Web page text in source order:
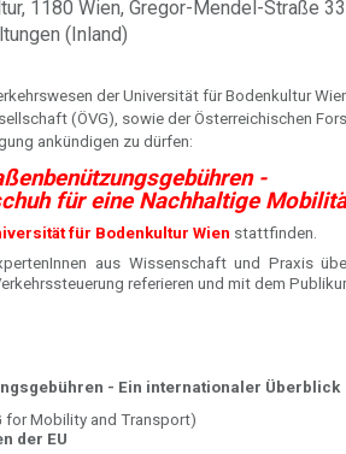
1180 Wien, Gregor-Mendel-Straße 33
(Inland)
der Universität für Bodenkultur
(ÖVG), sowie der Österreichischen
ankündigen zu dürfen:
-
für eine Nachhaltige
für Bodenkultur Wien stattfinden.
aus Wissenschaft und Praxis
referieren und mit dem
- Ein internationaler Überblick
for Mobility and Transport)
der EU